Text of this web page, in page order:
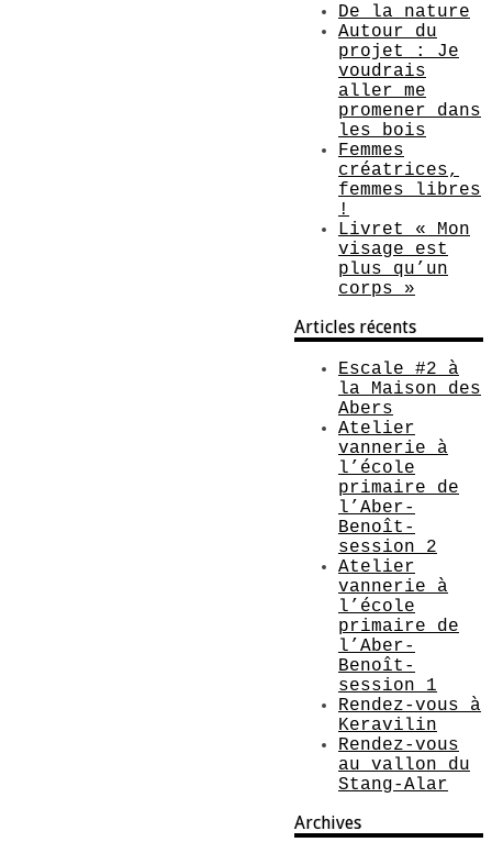
De la nature
Autour du
projet : Je
voudrais
aller me
promener dans
les bois
Femmes
créatrices,
femmes libres
!
Livret « Mon
visage est
plus qu’un
corps »
Articles récents
Escale #2 à
la Maison des
Abers
Atelier
vannerie à
l’école
primaire de
l’Aber-
Benoît-
session 2
Atelier
vannerie à
l’école
primaire de
l’Aber-
Benoît-
session 1
Rendez-vous à
Keravilin
Rendez-vous
au vallon du
Stang-Alar
Archives